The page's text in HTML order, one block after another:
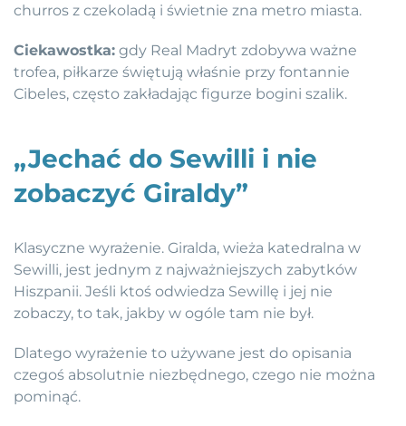
churros z czekoladą i świetnie zna metro miasta.
Ciekawostka: gdy Real Madryt zdobywa ważne
trofea, piłkarze świętują właśnie przy fontannie
Cibeles, często zakładając figurze bogini szalik.
„Jechać do Sewilli i nie
zobaczyć Giraldy”
Klasyczne wyrażenie. Giralda, wieża katedralna w
Sewilli, jest jednym z najważniejszych zabytków
Hiszpanii. Jeśli ktoś odwiedza Sewillę i jej nie
zobaczy, to tak, jakby w ogóle tam nie był.
Dlatego wyrażenie to używane jest do opisania
czegoś absolutnie niezbędnego, czego nie można
pominąć.